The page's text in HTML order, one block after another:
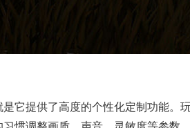
是它提供了高度的个性化定制功能。